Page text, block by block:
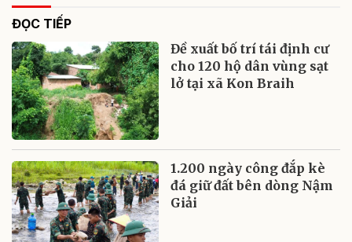
ĐỌC TIẾP
Đề xuất bố trí tái định cư
cho 120 hộ dân vùng sạt
lở tại xã Kon Braih
1.200 ngày công đắp kè
đá giữ đất bên dòng Nậm
Giải